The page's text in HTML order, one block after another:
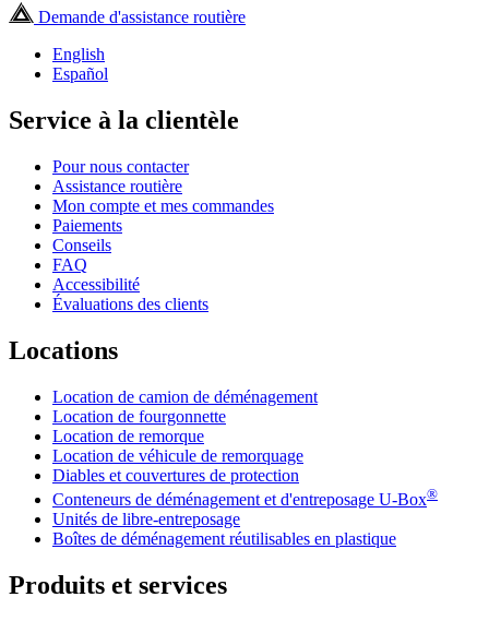
Demande d'assistance routière
English
Español
Service à la clientèle
Pour nous contacter
Assistance routière
Mon compte et mes commandes
Paiements
Conseils
FAQ
Accessibilité
Évaluations des clients
Locations
Location de camion de déménagement
Location de fourgonnette
Location de remorque
Location de véhicule de remorquage
Diables et couvertures de protection
Conteneurs de déménagement et d'entreposage U-Box®
Unités de libre-entreposage
Boîtes de déménagement réutilisables en plastique
Produits et services